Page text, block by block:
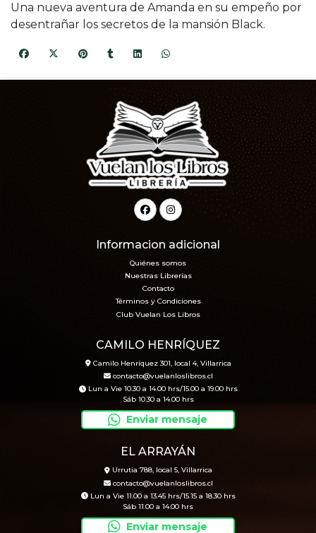
Una nueva aventura de Amanda en su empeño por
desentrañar los secretos de la mansión Black.
Informacion adicional
Quiénes somos
Nuestras Librerías
Contacto
Términos y Condiciones
Club Vuelan Los Libros
CAMILO HENRÍQUEZ
Camilo Henríquez 301, local 4, Villarrica
contacto@vuelanloslibros.cl
Lun a Vie 10.30 a 14.00 hrs/15.00 a 19.00 hrs
Sáb 10.30 a 14.00 hrs
Enviar mensaje
EL ARRAYÁN
Urrutia 788, local 5, Villarrica
contacto@vuelanloslibros.cl
Lun a Vie 11.00 a 13.45 hrs/15.15 a 18.30 hrs
Sáb 11.00 a 14.00 hrs
Enviar mensaje